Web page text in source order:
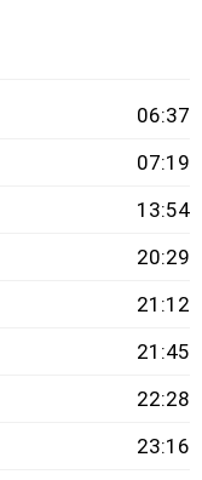
06:37
07:19
13:54
20:29
21:12
21:45
22:28
23:16